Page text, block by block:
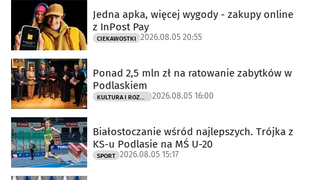
Jedna apka, więcej wygody - zakupy online
z InPost Pay
CIEKAWOSTKI 2026.08.05 20:55
Ponad 2,5 mln zł na ratowanie zabytków w
Podlaskiem
2026.08.05 16:00
Białostoczanie wśród najlepszych. Trójka z
KS-u Podlasie na MŚ U-20
SPORT 2026.08.05 15:17